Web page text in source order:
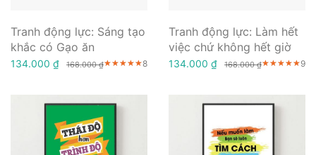
Tranh động lực: Sáng tạo
khắc có Gạo ăn
134.000 ₫ 168.000 ₫★★★★★
★★★★★
★★★★★8
Tranh động lực: Làm hết
việc chứ không hết giờ
134.000 ₫ 168.000 ₫★★★★★
★★★★★
★★★★★9